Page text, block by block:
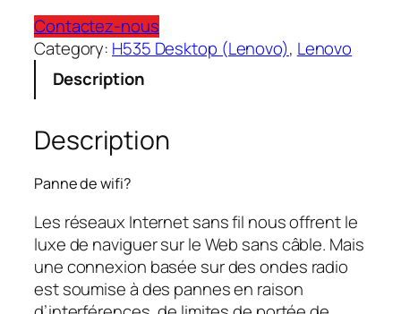
Contactez-nous
Category: H535 Desktop (Lenovo), Lenovo
Description
Description
Panne de wifi?
Les réseaux Internet sans fil nous offrent le
luxe de naviguer sur le Web sans câble. Mais
une connexion basée sur des ondes radio
est soumise à des pannes en raison